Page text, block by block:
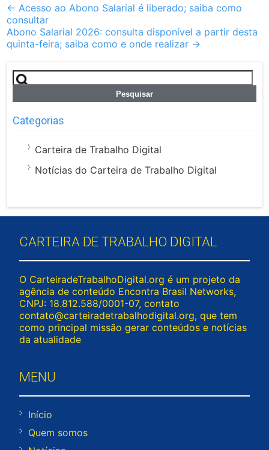
Post
navigation
← Acesso ao Abono Salarial é liberado; saiba como
consultar
Abono Salarial 2026: consulta disponível a partir desta
quinta-feira; saiba como e onde realizar →
Pesquisar
por:
Categorias
Carteira de Trabalho Digital
Notícias do Carteira de Trabalho Digital
CARTEIRA DE TRABALHO DIGITAL
O CarteiradeTrabalhoDigital.org é um projeto da
agência de conteúdo Encontra Brasil Networks,
CNPJ: 18.812.588/0001-07, contato
contato@carteiradetrabalhodigital.org, que tem
como principal missão gerar conteúdos e notícias
da atualidade
MENU
Início
Quem somos